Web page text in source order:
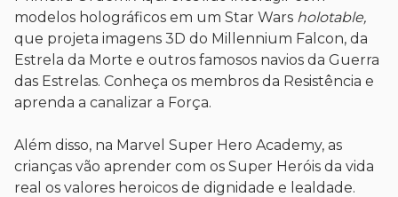
modelos holográficos em um Star Wars holotable,
que projeta imagens 3D do Millennium Falcon, da
Estrela da Morte e outros famosos navios da Guerra
das Estrelas. Conheça os membros da Resistência e
aprenda a canalizar a Força.
Além disso, na Marvel Super Hero Academy, as
crianças vão aprender com os Super Heróis da vida
real os valores heroicos de dignidade e lealdade.